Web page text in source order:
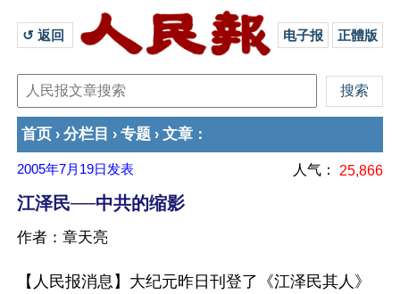
↺ 返回 电子报 正體版
首页 › 分栏目 › 专题 › 文章 ：
2005年7月19日 发表 人气： 25,866
江泽民──中共的缩影
作者：章天亮
【人民报消息】大纪元昨日刊登了《江泽民其人》